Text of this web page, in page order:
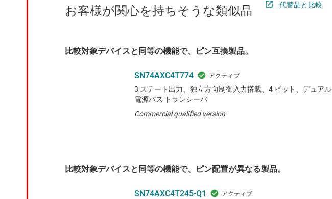
お客様が関心を持ちそうな類似品 代替品と比較
比較対象デバイスと同等の機能で、ピン互換製品。
SN74AXC4T774
3 ステート出力、独立方向制御入力搭載、4 ビット、デュアル
電源バス トランシーバ
Commercial qualified version
比較対象デバイスと同等の機能で、ピン配置が異なる製品。
SN74AXC4T245-Q1